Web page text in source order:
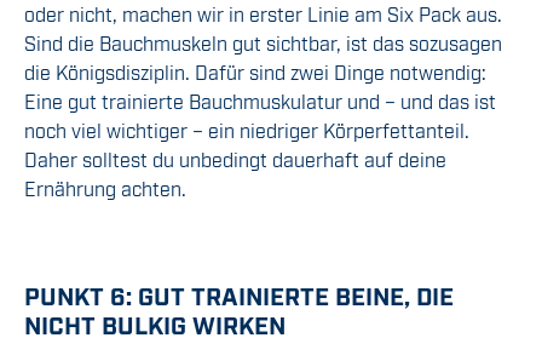
oder nicht, machen wir in erster Linie am Six Pack aus.
Sind die Bauchmuskeln gut sichtbar, ist das sozusagen
die Königsdisziplin. Dafür sind zwei Dinge notwendig:
Eine gut trainierte Bauchmuskulatur und – und das ist
noch viel wichtiger – ein niedriger Körperfettanteil.
Daher solltest du unbedingt dauerhaft auf deine
Ernährung achten.
PUNKT 6: GUT TRAINIERTE BEINE, DIE
NICHT BULKIG WIRKEN